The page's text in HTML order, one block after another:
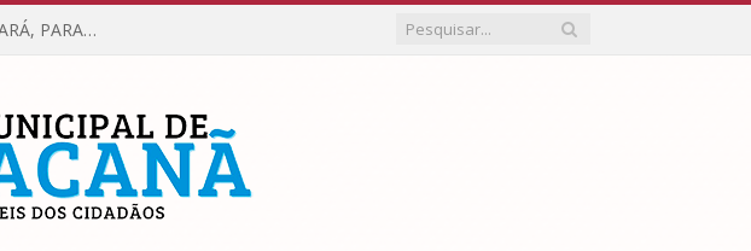
VEREADORES SE REUNÉM COM EMPRESA ÁGUAS DO PARÁ, PARA APRESENTAR REIVINDICAÇÕES E MELHORIAS NA QUALIDADE DOS SERVIÇOS OFERECIDOS Á POPULAÇÃO.